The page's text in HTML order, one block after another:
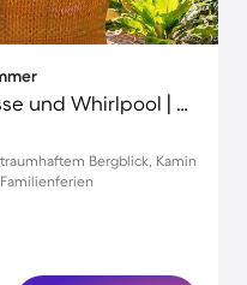
Ferienhaus mit Grill, Terrasse und Whirlpool | Bergblick
Bergblick, Kamin